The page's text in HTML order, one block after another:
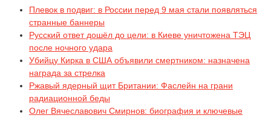
Плевок в подвиг: в России перед 9 мая стали появляться
странные баннеры
Русский ответ дошёл до цели: в Киеве уничтожена ТЭЦ
после ночного удара
Убийцу Кирка в США объявили смертником: назначена
награда за стрелка
Ржавый ядерный щит Британии: Фаслейн на грани
радиационной беды
Олег Вячеславович Смирнов: биография и ключевые